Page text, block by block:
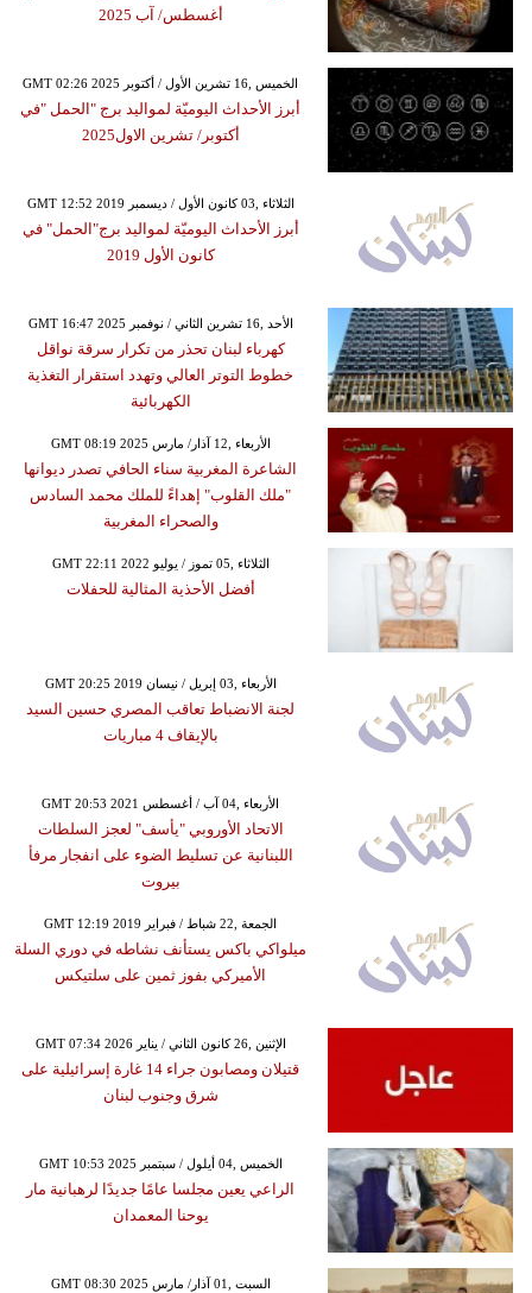
أغسطس/ آب 2025
GMT 02:26 2025 الخميس ,16 تشرين الأول / أكتوبر
أبرز الأحداث اليوميّة لمواليد برج "الحمل "في
أكتوبر/ تشرين الاول2025
GMT 12:52 2019 الثلاثاء ,03 كانون الأول / ديسمبر
أبرز الأحداث اليوميّة لمواليد برج"الحمل" في
كانون الأول 2019
GMT 16:47 2025 الأحد ,16 تشرين الثاني / نوفمبر
كهرباء لبنان تحذر من تكرار سرقة نواقل
خطوط التوتر العالي وتهدد استقرار التغذية
الكهربائية
GMT 08:19 2025 الأربعاء ,12 آذار/ مارس
الشاعرة المغربية سناء الحافي تصدر ديوانها
"ملك القلوب" إهداءً للملك محمد السادس
والصحراء المغربية
GMT 22:11 2022 الثلاثاء ,05 تموز / يوليو
أفضل الأحذية المثالية للحفلات
GMT 20:25 2019 الأربعاء ,03 إبريل / نيسان
لجنة الانضباط تعاقب المصري حسين السيد
بالإيقاف 4 مباريات
GMT 20:53 2021 الأربعاء ,04 آب / أغسطس
الاتحاد الأوروبي "يأسف" لعجز السلطات
اللبنانية عن تسليط الضوء على انفجار مرفأ
بيروت
GMT 12:19 2019 الجمعة ,22 شباط / فبراير
ميلواكي باكس يستأنف نشاطه في دوري السلة
الأميركي بفوز ثمين على سلتيكس
GMT 07:34 2026 الإثنين ,26 كانون الثاني / يناير
قتيلان ومصابون جراء 14 غارة إسرائيلية على
شرق وجنوب لبنان
GMT 10:53 2025 الخميس ,04 أيلول / سبتمبر
الراعي يعين مجلسا عامًا جديدًا لرهبانية مار
يوحنا المعمدان
GMT 08:30 2025 السبت ,01 آذار/ مارس